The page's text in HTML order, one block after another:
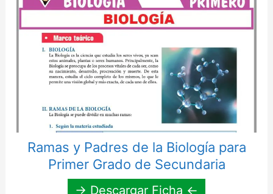
Ramas y Padres de la Biología para
Primer Grado de Secundaria
→ Descargar Ficha ←